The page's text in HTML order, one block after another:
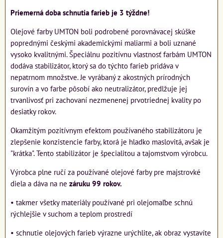
Priemerná doba schnutia farieb je 3 týždne!
Olejové farby UMTON boli podrobené porovnávacej skúške
poprednými českými akademickými maliarmi a boli uznané
vysoko kvalitnými. Špeciálnu pozitívnu vlastnosť farbám UMTON
dodáva stabilizátor, ktorý sa do týchto farieb pridáva v
nepatrnom množstve. Je vyrábaný z akostných prírodných
surovín a vo farbe pôsobí ako neutralizátor, predlžuje jej
trvanlivosť pri zachovaní nezmenenej prvotriednej kvality po
desiatky rokov.
Okamžitým pozitívnym efektom používaného stabilizátoru je
zlepšenie konzistencie farby, ktorá je hladko maslovitá, avšak je
"krátka". Tento stabilizátor je špecialitou a tajomstvom výrobcu.
Výrobca plne ručí za používané olejové farby pre majstrovké
diela a dáva na ne záruku 99 rokov.
• takmer všetky materiály používané pri olejomaľbe schnú
rýchlejšie v suchom a teplom prostredí
• schnutie olejových farieb výrazne urýchlite, ak obraz vystavíte